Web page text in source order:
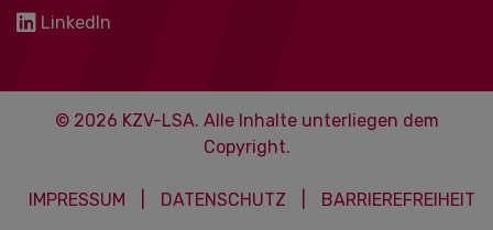
LinkedIn
© 2026 KZV-LSA. Alle Inhalte unterliegen dem
Copyright.
IMPRESSUM DATENSCHUTZ BARRIEREFREIHEIT